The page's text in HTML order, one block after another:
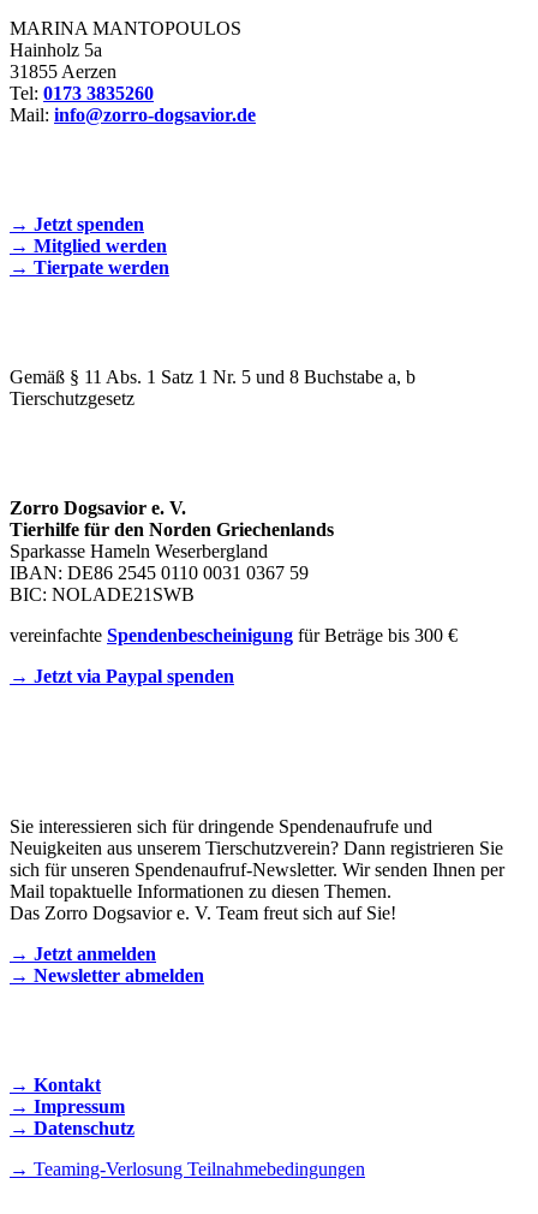
MARINA MANTOPOULOS
Hainholz 5a
31855 Aerzen
Tel: 0173 3835260
Mail: info@zorro-dogsavior.de
→ Jetzt spenden
→ Mitglied werden
→ Tierpate werden
Gemäß § 11 Abs. 1 Satz 1 Nr. 5 und 8 Buchstabe a, b
Tierschutzgesetz
Zorro Dogsavior e. V.
Tierhilfe für den Norden Griechenlands
Sparkasse Hameln Weserbergland
IBAN: DE86 2545 0110 0031 0367 59
BIC: NOLADE21SWB
vereinfachte Spendenbescheinigung für Beträge bis 300 €
→ Jetzt via Paypal spenden
Sie interessieren sich für dringende Spendenaufrufe und
Neuigkeiten aus unserem Tierschutzverein? Dann registrieren Sie
sich für unseren Spendenaufruf-Newsletter. Wir senden Ihnen per
Mail topaktuelle Informationen zu diesen Themen.
Das Zorro Dogsavior e. V. Team freut sich auf Sie!
→ Jetzt anmelden
→ Newsletter abmelden
→ Kontakt
→ Impressum
→ Datenschutz
→ Teaming-Verlosung Teilnahmebedingungen